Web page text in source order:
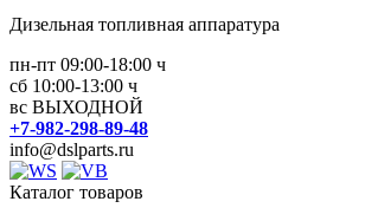
Дизельная топливная аппаратура
пн-пт 09:00-18:00 ч
сб 10:00-13:00 ч
вс ВЫХОДНОЙ
+7-982-298-89-48
info@dslparts.ru
Каталог товаров